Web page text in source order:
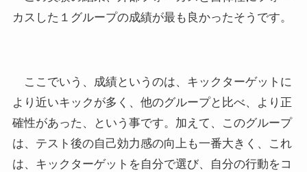
カスした１グループの成績が最も良かったそうです。
ここでいう、成績というのは、キックターゲットに
より近いキックが多く、他のグループと比べ、より正
確性があった、という事です。加えて、このグループ
は、テスト後の自己効力感の向上も一番大きく、これ
は、キックターゲットを自分で選び、自分の行動をコ